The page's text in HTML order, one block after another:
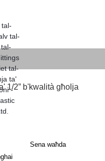
1/2” b'kwalità għolja
Sena waħda